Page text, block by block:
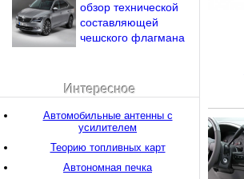
обзор технической
составляющей
чешского флагмана
Интересное
Автомобильные антенны с
усилителем
Теорию топливных карт
Автономная печка